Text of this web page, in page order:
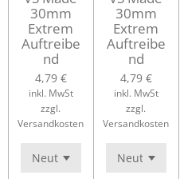
30mm
Extrem
Auftreibe
nd
4,79 €
inkl. MwSt
zzgl.
Versandkosten
30mm
Extrem
Auftreibe
nd
4,79 €
inkl. MwSt
zzgl.
Versandkosten